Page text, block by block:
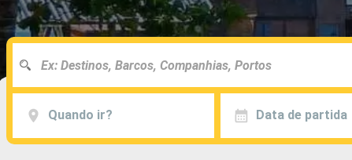
Quando ir? Data de partida